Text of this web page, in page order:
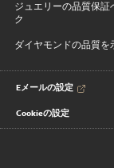
ジュエリーの品質保証
ク
ダイヤモンドの品質を
Eメールの設定
Cookieの設定